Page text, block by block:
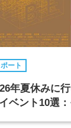
ート
年夏休みに
ベント10選